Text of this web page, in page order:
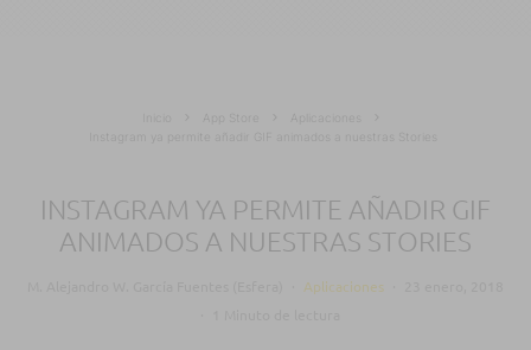
App Store
Aplicaciones
Instagram ya permite añadir GIF animados a nuestras Stories
INSTAGRAM YA PERMITE AÑADIR GIF
ANIMADOS A NUESTRAS STORIES
Aplicaciones